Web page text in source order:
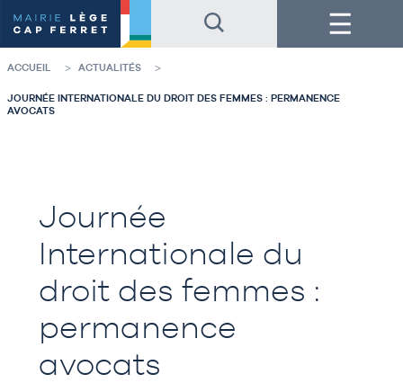
au
contenu
de
la
au
pied
de
page
Menu
ACCUEIL ACTUALITÉS
JOURNÉE INTERNATIONALE DU DROIT DES FEMMES : PERMANENCE
AVOCATS
Journée
Internationale du
droit des femmes :
permanence
avocats